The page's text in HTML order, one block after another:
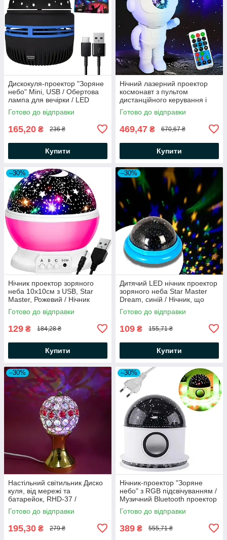
Дискокуля-проектор "Зоряне
небо" Mini, USB / Обертова
лампа для вечірки / LED
нічник
Готово до відправки
165,20 ₴ 236 ₴
Купити
Нічний лазерний проектор
космонавт з пультом
дистанційного керування і
таймером / Нічний проектор
зоряного неба
Готово до відправки
469,47 ₴ 670,67 ₴
Купити
–30%
Нічник проектор зоряного
неба 10х10см з USB, Star
Master, Рожевий / Нічник
Зоряне небо у формі кулі
Готово до відправки
129 ₴ 184,28 ₴
Купити
–30%
Дитячий LED нічник проектор
зоряного неба Star Master
Dream, синій / Нічник, що
обертається, зоряне небо
Готово до відправки
109 ₴ 155,71 ₴
Купити
–30%
Настільний світильник Диско
куля, від мережі та
батарейок, RHD-37 /
Світлодіодний обертовий
нічник кубок з камінням
Готово до відправки
195,30 ₴ 279 ₴
–30%
Нічник-проектор "Зоряне
небо" з RGB підсвічуванням /
Музичний Bluetooth проектор
/ Куля нічник з колонкою
Готово до відправки
389 ₴ 555,71 ₴